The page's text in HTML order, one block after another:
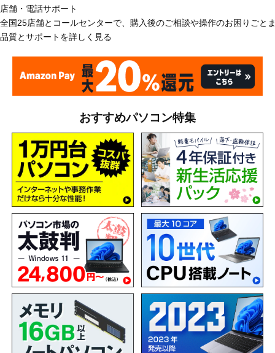
店舗・電話サポート
全国25店舗とコールセンターで、購入後のご相談や操作のお困りごと
品質とサポートを詳しく見る
おすすめパソコン特集